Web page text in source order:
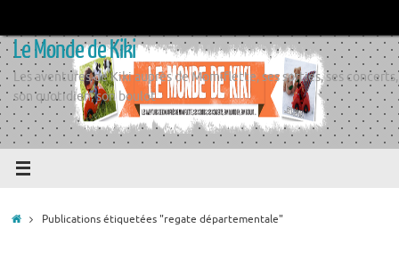
contenu
Le Monde de Kiki
Les aventures de Kiki auprès de Momiflette, ses sorties, ses concerts,
son quotidien, son boulot
AccueilPublications étiquetées "regate départementale"